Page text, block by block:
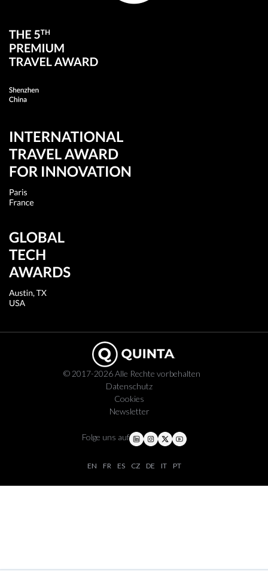
© 2017-2026 Alle Rechte vorbehalten
Datenschutz
Cookies
Newsletter
Folge uns auf
EN FR ES CZ DE IT PT